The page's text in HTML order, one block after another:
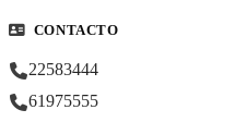
CONTACTO
22583444
61975555